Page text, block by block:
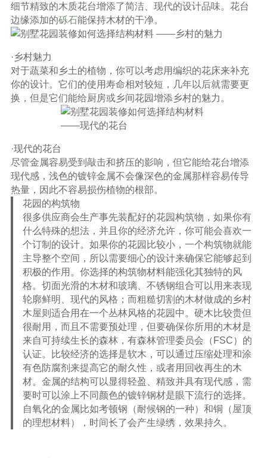
细节精致的木质花台增添了简洁、现代的设计品味。花台
边缘添加的砾石能保持木材的干净。
·乡村魅力
对于蔬菜和乡土的植物，你可以考虑用编织的花床来补充
你的设计。它们的使用寿命相对较短，几年以后就需要更
换，但是它们能给厨房或乡间花园增添乡村的魅力。
·现代的花台
尽管金属容易受到敲击和挤压的影响，但它能给花台增添
现代感，浅色的镀锌金属不会像深色的金属那样容易传导
热量，因此不容易损伤植物的根部。
花园的构筑物
很多供应商会生产事先装配好的花园构筑物，如果你有
什么特殊的想法，并且你的经济允许，你可能会喜欢一
个订制的设计。如果你的花园比较小，一个构筑物就能
主导整个空间，所以需要细心的设计来确保它能够起到
积极的作用。你选择的构筑物材料能强化其独特的风
格。切面光滑的木材和玻璃、不锈钢组合可以用来表现
轮廓鲜明、现代的风格；而粗糙切割的木材做成的乡村
木屋则适合用在一个丛林风格的花园中。硬木比较贵但
很耐用，而且不需要预处理，但要确保你所用的木材是
来自可持续生长的森林，有森林管理委员会（FSC）的
认证。比较经济的选择是软木，可以通过压缩处理和涂
有色防腐剂来提高它的耐久性，或者用回收再生的木
材。金属的结构可以显得轻盈、精致并具有现代感，需
要时可以涂上不同颜色的镀锌钢材是眼下流行的选择。
自氧化的金属比如考顿钢（耐候钢的一种）和铜（屋顶
的理想材料），时间长了会产生绿绣，效果持久。